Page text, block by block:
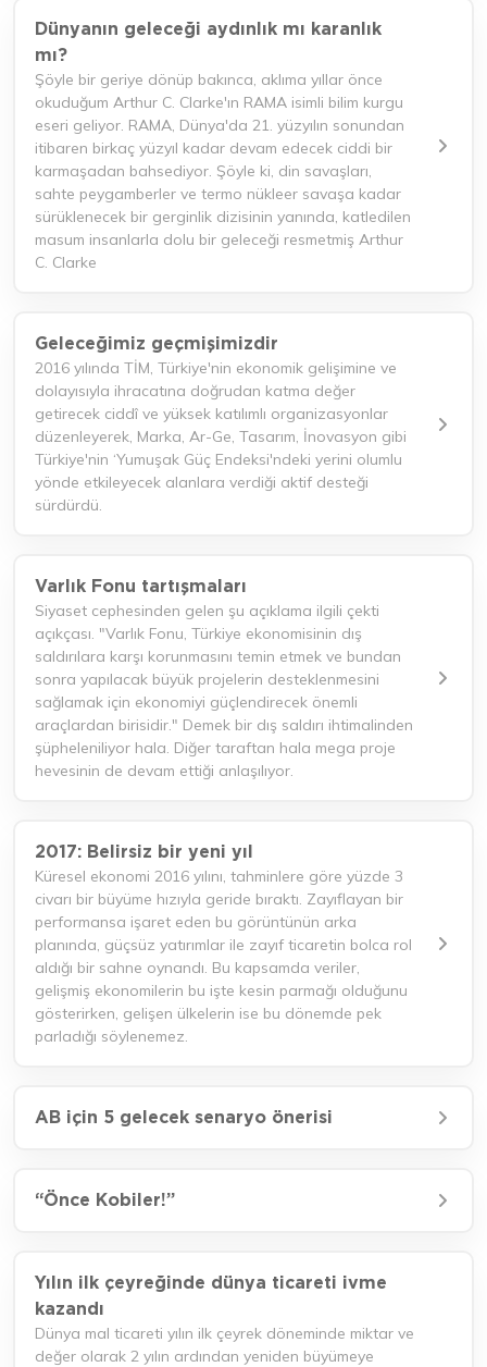
Dünyanın geleceği aydınlık mı karanlık
mı?
Şöyle bir geriye dönüp bakınca, aklıma yıllar önce
okuduğum Arthur C. Clarke'ın RAMA isimli bilim kurgu
eseri geliyor. RAMA, Dünya'da 21. yüzyılın sonundan
itibaren birkaç yüzyıl kadar devam edecek ciddi bir
karmaşadan bahsediyor. Şöyle ki, din savaşları,
sahte peygamberler ve termo nükleer savaşa kadar
sürüklenecek bir gerginlik dizisinin yanında, katledilen
masum insanlarla dolu bir geleceği resmetmiş Arthur
C. Clarke
Geleceğimiz geçmişimizdir
2016 yılında TİM, Türkiye'nin ekonomik gelişimine ve
dolayısıyla ihracatına doğrudan katma değer
getirecek ciddî ve yüksek katılımlı organizasyonlar
düzenleyerek, Marka, Ar-Ge, Tasarım, İnovasyon gibi
Türkiye'nin ‘Yumuşak Güç Endeksi'ndeki yerini olumlu
yönde etkileyecek alanlara verdiği aktif desteği
sürdürdü.
Varlık Fonu tartışmaları
Siyaset cephesinden gelen şu açıklama ilgili çekti
açıkçası. "Varlık Fonu, Türkiye ekonomisinin dış
saldırılara karşı korunmasını temin etmek ve bundan
sonra yapılacak büyük projelerin desteklenmesini
sağlamak için ekonomiyi güçlendirecek önemli
araçlardan birisidir." Demek bir dış saldırı ihtimalinden
şüpheleniliyor hala. Diğer taraftan hala mega proje
hevesinin de devam ettiği anlaşılıyor.
2017: Belirsiz bir yeni yıl
Küresel ekonomi 2016 yılını, tahminlere göre yüzde 3
civarı bir büyüme hızıyla geride bıraktı. Zayıflayan bir
performansa işaret eden bu görüntünün arka
planında, güçsüz yatırımlar ile zayıf ticaretin bolca rol
aldığı bir sahne oynandı. Bu kapsamda veriler,
gelişmiş ekonomilerin bu işte kesin parmağı olduğunu
gösterirken, gelişen ülkelerin ise bu dönemde pek
parladığı söylenemez.
AB için 5 gelecek senaryo önerisi
“Önce Kobiler!”
Yılın ilk çeyreğinde dünya ticareti ivme
kazandı
Dünya mal ticareti yılın ilk çeyrek döneminde miktar ve
değer olarak 2 yılın ardından yeniden büyümeye